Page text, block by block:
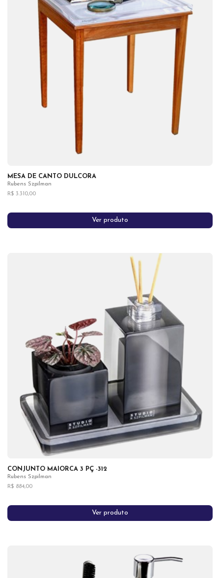
MESA DE CANTO DULCORA
Rubens Szpilman
R$ 3.310,00
Ver produto
CONJUNTO MAIORCA 3 PÇ -312
Rubens Szpilman
R$ 884,00
Ver produto